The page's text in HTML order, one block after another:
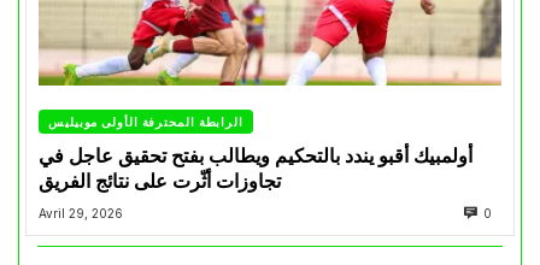
الرابطة المحترفة الأولى موبيليس
أولمبيك أقبو يندد بالتحكيم ويطالب بفتح تحقيق عاجل في
تجاوزات أثّرت على نتائج الفريق
Avril 29, 2026 0